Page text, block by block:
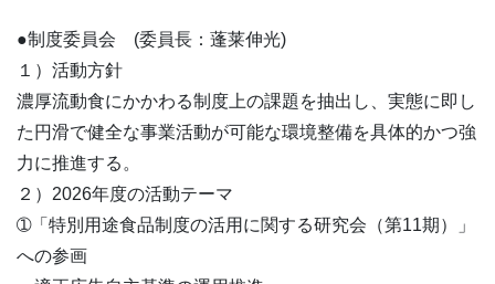
●制度委員会 (委員長：蓬莱伸光)
１）活動方針
濃厚流動食にかかわる制度上の課題を抽出し、実態に即し
た円滑で健全な事業活動が可能な環境整備を具体的かつ強
力に推進する。
２）2026年度の活動テーマ
➀「特別用途食品制度の活用に関する研究会（第11期）」
への参画